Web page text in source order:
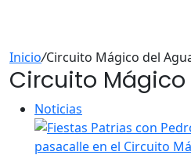
Inicio/Circuito Mágico del
Circuito
Noticias